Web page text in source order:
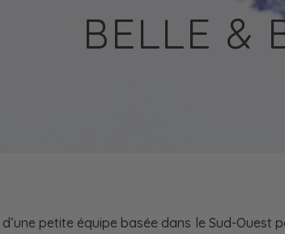
BELLE &
petite équipe basée dans le Sud-Ouest